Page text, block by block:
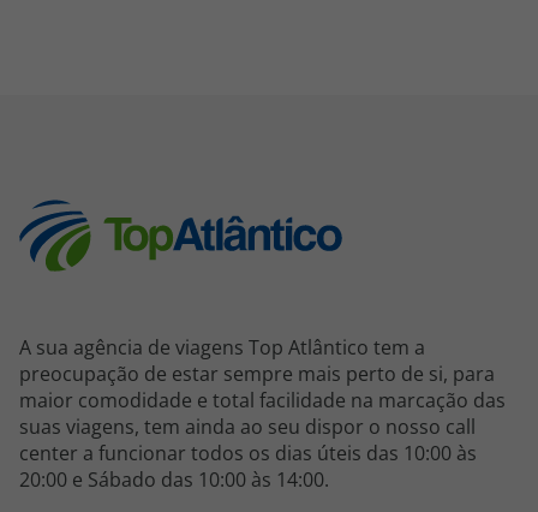
A sua agência de viagens Top Atlântico tem a
preocupação de estar sempre mais perto de si, para
maior comodidade e total facilidade na marcação das
suas viagens, tem ainda ao seu dispor o nosso call
center a funcionar todos os dias úteis das 10:00 às
20:00 e Sábado das 10:00 às 14:00.